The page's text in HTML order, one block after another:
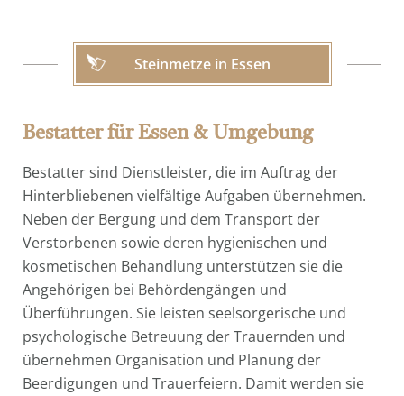
Steinmetze in Essen
Bestatter für Essen & Umgebung
Bestatter sind Dienstleister, die im Auftrag der
Hinterbliebenen vielfältige Aufgaben übernehmen.
Neben der Bergung und dem Transport der
Verstorbenen sowie deren hygienischen und
kosmetischen Behandlung unterstützen sie die
Angehörigen bei Behördengängen und
Überführungen. Sie leisten seelsorgerische und
psychologische Betreuung der Trauernden und
übernehmen Organisation und Planung der
Beerdigungen und Trauerfeiern. Damit werden sie